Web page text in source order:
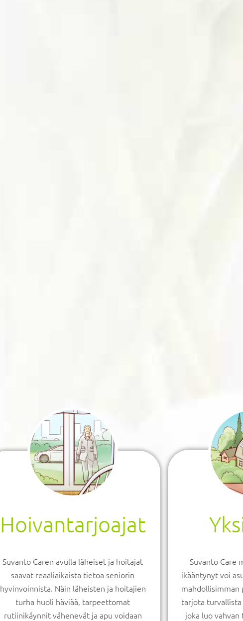
Hoivantarjoajat
Suvanto Caren avulla läheiset ja hoitajat
saavat reaaliaikaista tietoa seniorin
hyvinvoinnista. Näin läheisten ja hoitajien
turha huoli häviää, tarpeettomat
rutiinikäynnit vähenevät ja apu voidaan
Suvanto Care
ikääntynyt voi
mahdollisimman
tarjota turvallista
joka luo